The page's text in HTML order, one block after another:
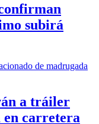
subirá
a tráiler
en carretera